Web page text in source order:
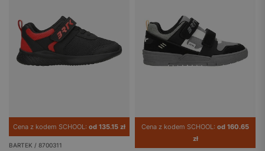
Cena z kodem SCHOOL: od 135.15 zł
BARTEK / 8700311
Cena z kodem SCHOOL: od 160.65
zł